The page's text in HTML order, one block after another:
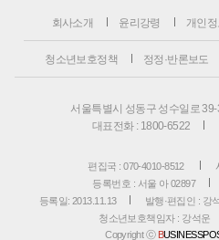
회사소개 윤리강령 개인
청소년보호정책 정정·반론보도
서울특별시 성동구 성수일로
대표전화 : 1800-6522
편집국 : 070-4010-8512
등록번호 : 서울 아 02897
등록일: 2013.11.13
발행·편집인 : 강
청소년보호책임자 : 강석운
Copyright ⓒ B